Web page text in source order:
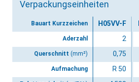
Verpackungseinheiten
Bauart Kurzzeichen
Aderzahl
Querschnitt (mm²)
Aufmachung
H05VV-F
2
0,75
R 50